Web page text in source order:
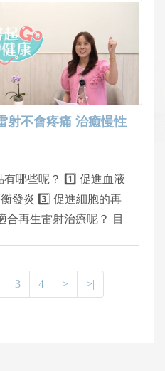
射不會疼痛 治癒慢性
有哪些呢？ 1️⃣ 促進血液
發炎 3️⃣ 促進細胞的再
此之外，對慢性疲勞與慢
都很適合。
3 4 > >|